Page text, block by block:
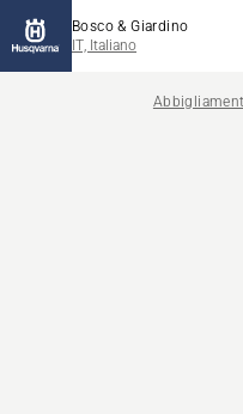
Bosco & Giardino
IT, Italiano